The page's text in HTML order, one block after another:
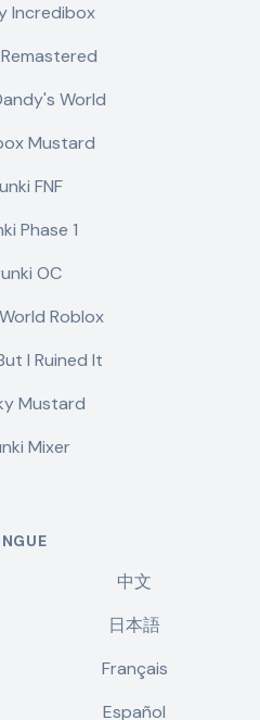
Incredibox
World
Mustard
FNF
Phase 1
OC
Roblox
I Ruined It
Mustard
Mixer
中文
日本語
Français
Español